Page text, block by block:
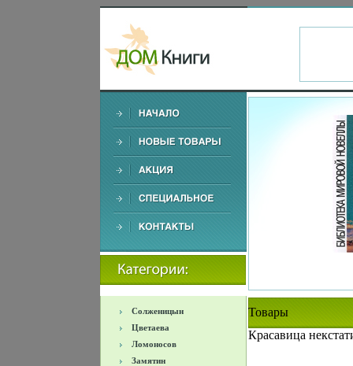
Солженицын
Цветаева
Ломоносов
Замятин
Товары
Красавица